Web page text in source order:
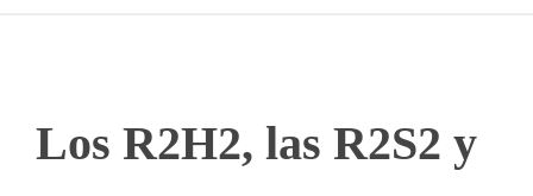
Los R2H2, las R2S2 y